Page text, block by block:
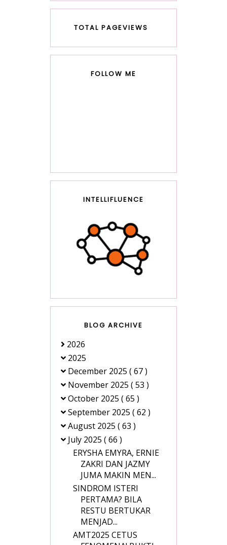
TOTAL PAGEVIEWS
FOLLOW ME
INTELLIFLUENCE
BLOG ARCHIVE
2026
2025
December 2025 ( 67 )
November 2025 ( 53 )
October 2025 ( 65 )
September 2025 ( 62 )
August 2025 ( 63 )
July 2025 ( 66 )
ERYSHA EMYRA, ERNIE
ZAKRI DAN JAZMY
JUMA MAKIN MEN...
SINDROM ISTERI
PERTAMA? BILA
RESTU BERTUKAR
MENJAD...
AMT2025 CETUS